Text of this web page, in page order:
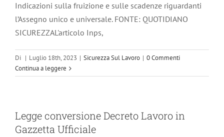
Indicazioni sulla fruizione e sulle scadenze riguardanti
l’Assegno unico e universale. FONTE: QUOTIDIANO
SICUREZZAL'articolo Inps,
Di | Luglio 18th, 2023 | Sicurezza Sul Lavoro | 0 Commenti
Continua a leggere
Legge conversione Decreto Lavoro in
Gazzetta Ufficiale